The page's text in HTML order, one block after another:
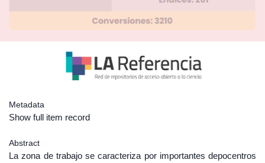
Metadata
Show full item record
Abstract
La zona de trabajo se caracteriza por importantes depocentros